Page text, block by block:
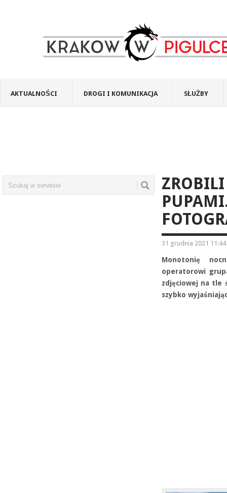
AKTUALNOŚCI DROGI I KOMUNIKACJA SŁUŻBY
31 grudnia 2021 11:44
Monotonię
operatorowi
zdjęciowej na tle
szybko